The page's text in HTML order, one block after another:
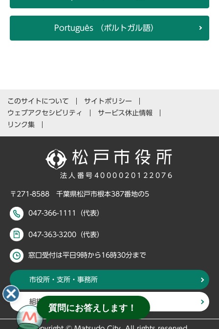
Português （ポルトガル語）
このサイトについて
サイトポリシー
ウェブアクセシビリティ
サービス休止情報
リンク集
法人番号4000020122076
〒271-8588 千葉県松戸市根本387番地の5
047-366-1111（代表）
047-363-3200（代表）
窓口受付は平日9時から16時30分まで
市役所・支所・事務所
組織・部署から探す
質問にお答えします！